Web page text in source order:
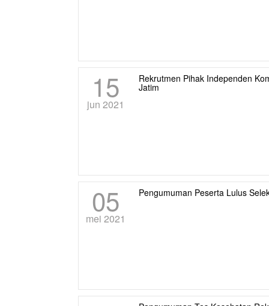
15
jun 2021
Rekrutmen Pihak Independen
Jatim
05
mei 2021
Pengumuman Peserta Lulus